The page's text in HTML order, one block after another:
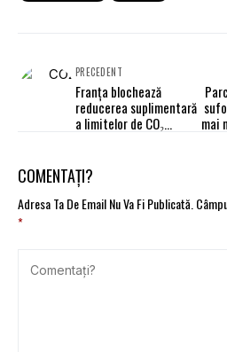
PRECEDENT
Franța blochează
reducerea suplimentară
a limitelor de CO₂
mai
COMENTAȚI?
Adresa Ta De Email Nu Va Fi Publicată.
*